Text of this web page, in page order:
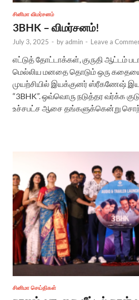
சினிமா விமர்சனம்
3BHK – விமர்சனம்!
July 3, 2025 - byadmin - Leave a
எட்டுத் தோட்டாக்கள், குருதி ஆட்டம்
மெல்லிய மனதை தொடும் ஒரு கதையை
முயற்சியில் இயக்குனர் ஸ்ரீகணேஷ்
“3BHK”. ஒவ்வொரு நடுத்தர வர்க்க
உச்சபட்ச ஆசை தங்களுக்கென்று
சினிமா செய்திகள்